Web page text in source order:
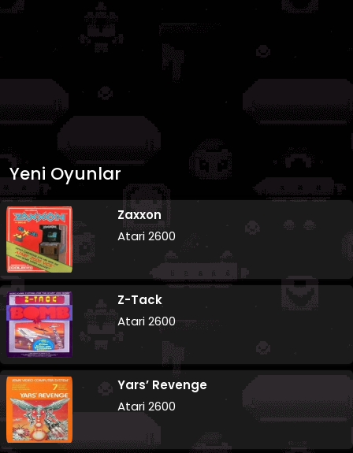
Yeni Oyunlar
Zaxxon
Atari 2600
Z-Tack
Atari 2600
Yars’ Revenge
Atari 2600